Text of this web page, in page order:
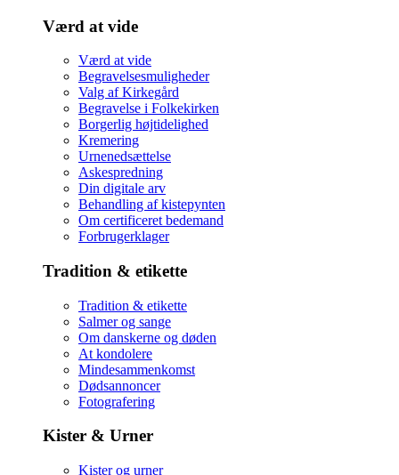
Værd at vide
Værd at vide
Begravelsesmuligheder
Valg af Kirkegård
Begravelse i Folkekirken
Borgerlig højtidelighed
Kremering
Urnenedsættelse
Askespredning
Din digitale arv
Behandling af kistepynten
Om certificeret bedemand
Forbrugerklager
Tradition & etikette
Tradition & etikette
Salmer og sange
Om danskerne og døden
At kondolere
Mindesammenkomst
Dødsannoncer
Fotografering
Kister & Urner
Kister og urner